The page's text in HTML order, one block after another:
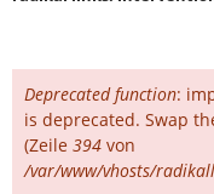
Deprecated function:
is deprecated. Swap
(Zeile 394 von
/var/www/vhosts/